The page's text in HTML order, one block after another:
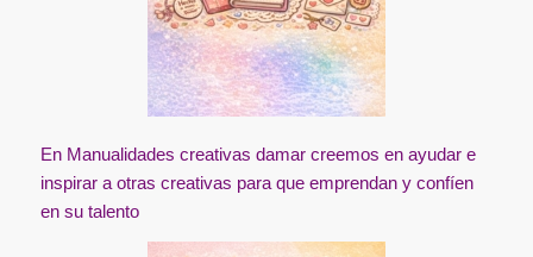
En Manualidades creativas damar creemos en ayudar e
inspirar a otras creativas para que emprendan y confíen
en su talento